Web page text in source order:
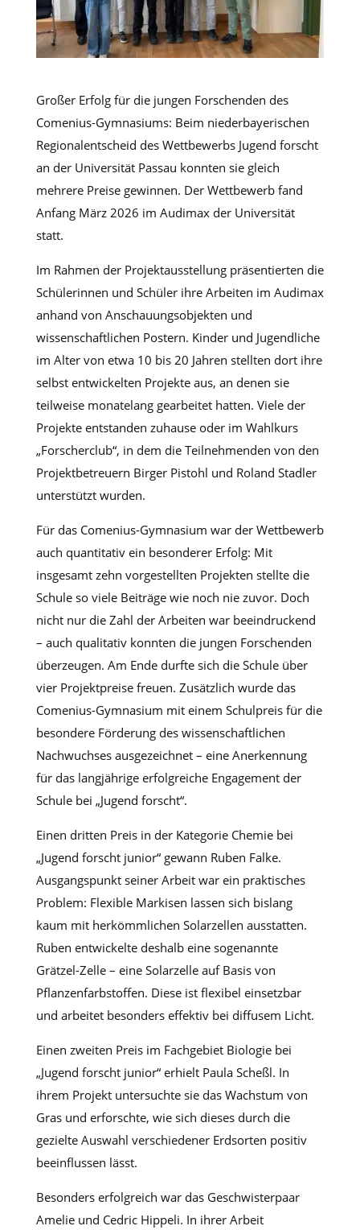
Großer Erfolg für die jungen Forschenden des
Comenius-Gymnasiums: Beim niederbayerischen
Regionalentscheid des Wettbewerbs Jugend forscht
an der Universität Passau konnten sie gleich
mehrere Preise gewinnen. Der Wettbewerb fand
Anfang März 2026 im Audimax der Universität
statt.
Im Rahmen der Projektausstellung präsentierten die
Schülerinnen und Schüler ihre Arbeiten im Audimax
anhand von Anschauungsobjekten und
wissenschaftlichen Postern. Kinder und Jugendliche
im Alter von etwa 10 bis 20 Jahren stellten dort ihre
selbst entwickelten Projekte aus, an denen sie
teilweise monatelang gearbeitet hatten. Viele der
Projekte entstanden zuhause oder im Wahlkurs
„Forscherclub“, in dem die Teilnehmenden von den
Projektbetreuern Birger Pistohl und Roland Stadler
unterstützt wurden.
Für das Comenius-Gymnasium war der Wettbewerb
auch quantitativ ein besonderer Erfolg: Mit
insgesamt zehn vorgestellten Projekten stellte die
Schule so viele Beiträge wie noch nie zuvor. Doch
nicht nur die Zahl der Arbeiten war beeindruckend
– auch qualitativ konnten die jungen Forschenden
überzeugen. Am Ende durfte sich die Schule über
vier Projektpreise freuen. Zusätzlich wurde das
Comenius-Gymnasium mit einem Schulpreis für die
besondere Förderung des wissenschaftlichen
Nachwuchses ausgezeichnet – eine Anerkennung
für das langjährige erfolgreiche Engagement der
Schule bei „Jugend forscht“.
Einen dritten Preis in der Kategorie Chemie bei
„Jugend forscht junior“ gewann Ruben Falke.
Ausgangspunkt seiner Arbeit war ein praktisches
Problem: Flexible Markisen lassen sich bislang
kaum mit herkömmlichen Solarzellen ausstatten.
Ruben entwickelte deshalb eine sogenannte
Grätzel-Zelle – eine Solarzelle auf Basis von
Pflanzenfarbstoffen. Diese ist flexibel einsetzbar
und arbeitet besonders effektiv bei diffusem Licht.
Einen zweiten Preis im Fachgebiet Biologie bei
„Jugend forscht junior“ erhielt Paula Scheßl. In
ihrem Projekt untersuchte sie das Wachstum von
Gras und erforschte, wie sich dieses durch die
gezielte Auswahl verschiedener Erdsorten positiv
beeinflussen lässt.
Besonders erfolgreich war das Geschwisterpaar
Amelie und Cedric Hippeli. In ihrer Arbeit